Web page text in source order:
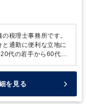
税理士事務所です。
通勤に便利な立地に
代の若手から60代の
ているのは、お客様一
りのある税務支援」で
は、個人事業主から
を見る